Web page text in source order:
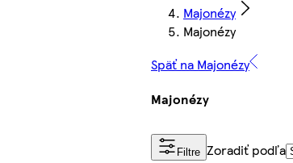
Majonézy
Majonézy
Späť na Majonézy
Majonézy
Filtre Zoradiť podľa